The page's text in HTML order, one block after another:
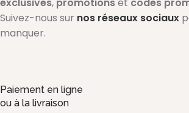
Suivez-nous sur nos réseaux sociaux
manquer.
Paiement en ligne
ou à la livraison